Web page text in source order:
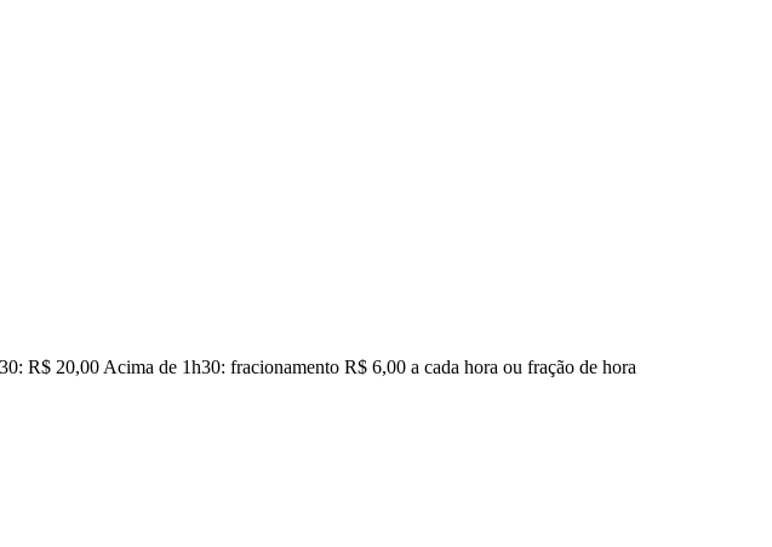
R$ 20,00 Acima de 1h30: fracionamento R$ 6,00 a cada hora ou fração de hora